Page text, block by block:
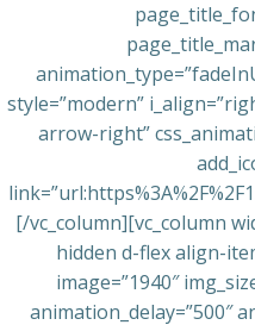
style=”modern”
arrow-right”
[/vc_column][vc_column
hidden d-flex align-
image=”1940″
animation_delay=”500″